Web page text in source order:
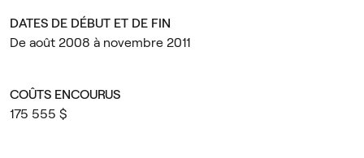
DATES DE DÉBUT ET DE FIN
De août 2008 à novembre 2011
COÛTS ENCOURUS
175 555 $